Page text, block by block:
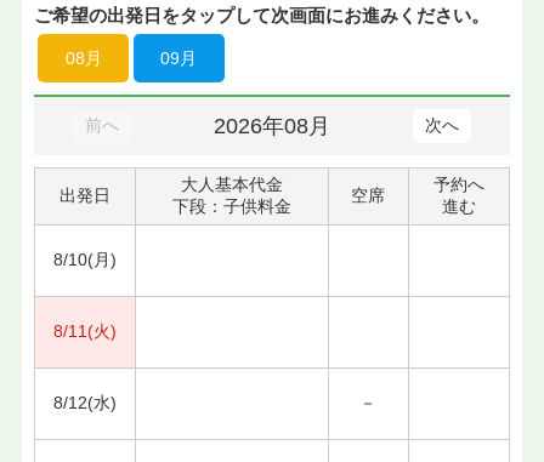
ご希望の出発日をタップして次画面にお進みください。
08月 09月
前へ 2026年08月 次へ
出発日
大人基本代金
下段：子供料金
空席
予約へ
進む
8/10(月)
8/11(火)
8/12(水) －